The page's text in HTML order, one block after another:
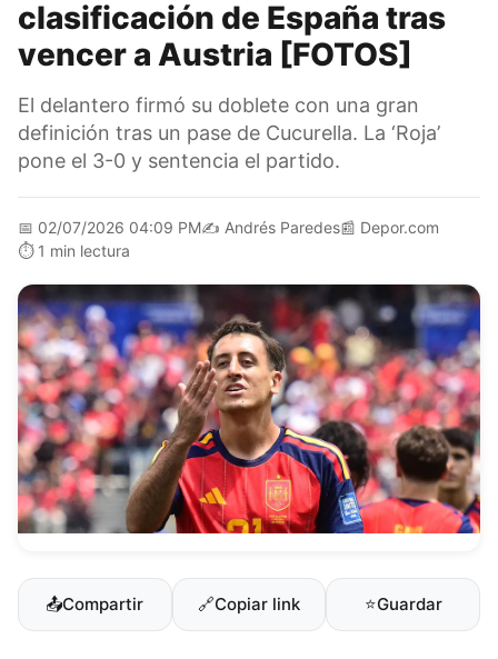
clasificación de España tras
vencer a Austria [FOTOS]
El delantero firmó su doblete con una gran
definición tras un pase de Cucurella. La ‘Roja’
pone el 3-0 y sentencia el partido.
📅 02/07/2026 04:09 PM✍️ Andrés Paredes📰 Depor.com
⏱️ 1 min lectura
📤Compartir 🔗Copiar link ⭐Guardar